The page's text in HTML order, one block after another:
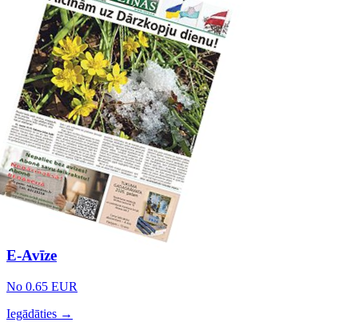
E-Avīze
No 0.65 EUR
Iegādāties →